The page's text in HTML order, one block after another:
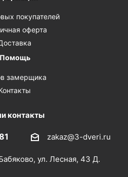
покупателей
оферта
Помощь
замерщика
контакты
zakaz@3-dveri.ru
ул. Лесная, 43 Д.